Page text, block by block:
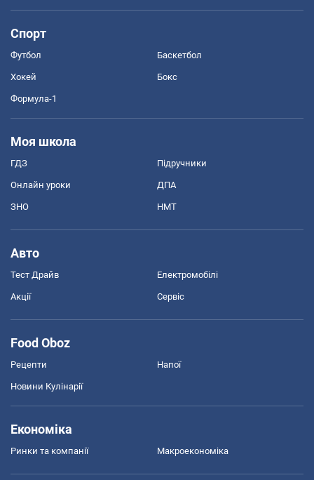
Спорт
Футбол Баскетбол
Хокей Бокс
Формула-1
Моя школа
ГДЗ Підручники
Онлайн уроки ДПА
ЗНО НМТ
Авто
Тест Драйв Електромобілі
Акції Сервіс
Food Oboz
Рецепти Напої
Новини Кулінарії
Економіка
Ринки та компанії Макроекономіка